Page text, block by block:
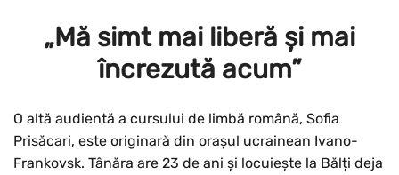
„Mă simt mai liberă și mai
încrezută acum”
O altă audientă a cursului de limbă română, Sofia
Prisăcari, este originară din orașul ucrainean Ivano-
Frankovsk. Tânăra are 23 de ani și locuiește la Bălți deja